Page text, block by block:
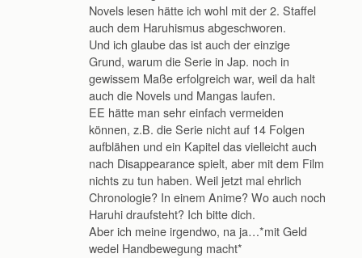
Novels lesen hätte ich wohl mit der 2. Staffel
auch dem Haruhismus abgeschworen.
Und ich glaube das ist auch der einzige
Grund, warum die Serie in Jap. noch in
gewissem Maße erfolgreich war, weil da halt
auch die Novels und Mangas laufen.
EE hätte man sehr einfach vermeiden
können, z.B. die Serie nicht auf 14 Folgen
aufblähen und ein Kapitel das vielleicht auch
nach Disappearance spielt, aber mit dem Film
nichts zu tun haben. Weil jetzt mal ehrlich
Chronologie? In einem Anime? Wo auch noch
Haruhi draufsteht? Ich bitte dich.
Aber ich meine irgendwo, na ja…*mit Geld
wedel Handbewegung macht*